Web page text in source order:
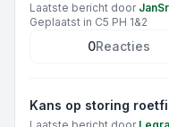
Laatste bericht door JanSr
Geplaatst in C5 PH 1&2
0Reacties
Kans op storing